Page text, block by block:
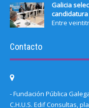
Galicia
Entre
Contacto
- Fundación Pública
C.H.U.S. Edif Consultas,